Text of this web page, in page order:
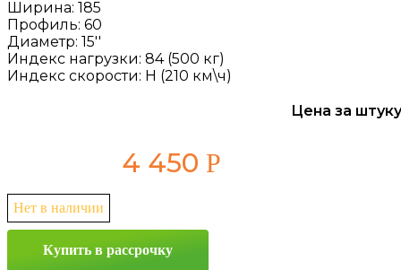
Ширина: 185
Профиль: 60
Диаметр: 15''
Индекс нагрузки: 84 (500 кг)
Индекс скорости: H (210 км\ч)
Цена за
4 450 Р
Нет в наличии
Купить в рассрочку